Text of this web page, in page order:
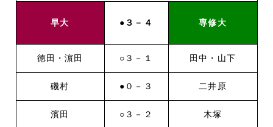
早大 ●３－４ 専修大
徳田・濵田 ○３－１ 田中・山下
磯村 ●０－３ 二井原
濱田 ○３－２ 木塚